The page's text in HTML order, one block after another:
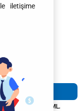
Spreyi 200 ML.
iletişime